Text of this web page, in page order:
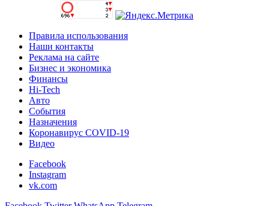
Правила использования
Наши контакты
Реклама на сайте
Бизнес и экономика
Финансы
Hi-Tech
Авто
События
Назначения
Коронавирус COVID-19
Видео
Facebook
Instagram
vk.com